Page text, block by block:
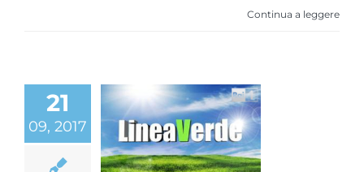
Continua a leggere
21
09, 2017
Il marchio
Qualità
Trentino a
Linea Verde